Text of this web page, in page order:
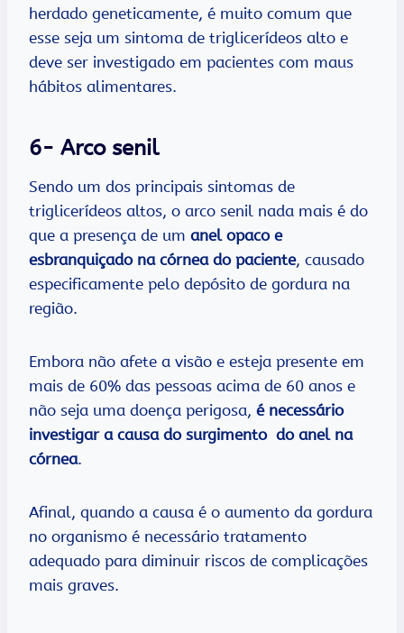
herdado geneticamente, é muito comum que
esse seja um sintoma de triglicerídeos alto e
deve ser investigado em pacientes com maus
hábitos alimentares.
6- Arco senil
Sendo um dos principais sintomas de
triglicerídeos altos, o arco senil nada mais é do
que a presença de um anel opaco e
esbranquiçado na córnea do paciente, causado
especificamente pelo depósito de gordura na
região.
Embora não afete a visão e esteja presente em
mais de 60% das pessoas acima de 60 anos e
não seja uma doença perigosa, é necessário
investigar a causa do surgimento do anel na
córnea.
Afinal, quando a causa é o aumento da gordura
no organismo é necessário tratamento
adequado para diminuir riscos de complicações
mais graves.